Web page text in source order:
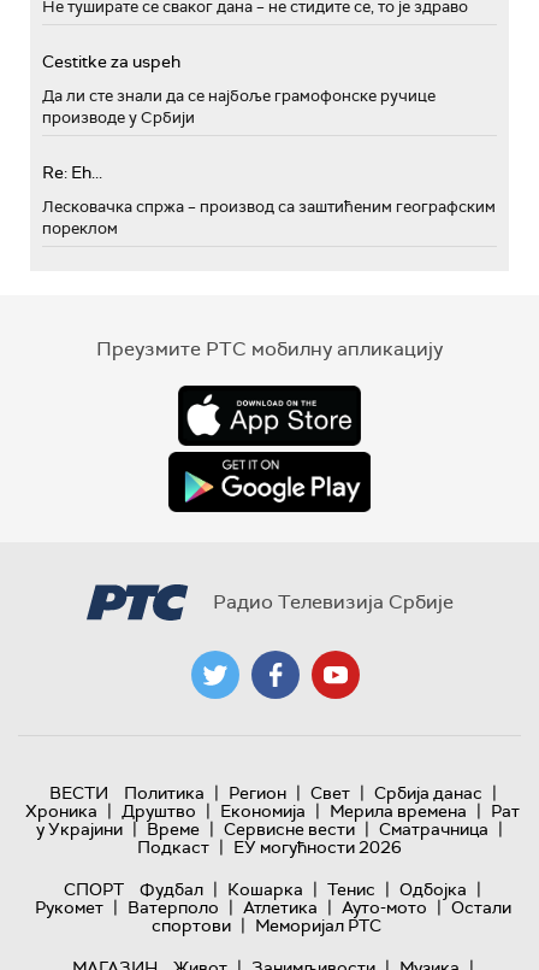
Не туширате се сваког дана – не стидите се, то је здраво
Cestitke za uspeh
Да ли сте знали да се најбоље грамофонске ручице
производе у Србији
Re: Eh...
Лесковачка спржа – производ са заштићеним географским
пореклом
Преузмите РТС мобилну апликацију
Радио Телевизија Србије
ВЕСТИ Политика | Регион | Свет | Србија данас |
Хроника | Друштво | Економија | Мерила времена | Рат
у Украјини | Време | Сервисне вести | Сматрачница |
Подкаст | ЕУ могућности 2026
СПОРТ
Фудбал | Кошарка | Тенис | Одбојка |
Рукомет | Ватерполо | Атлетика | Ауто-мото | Остали
спортови | Меморијал РТС